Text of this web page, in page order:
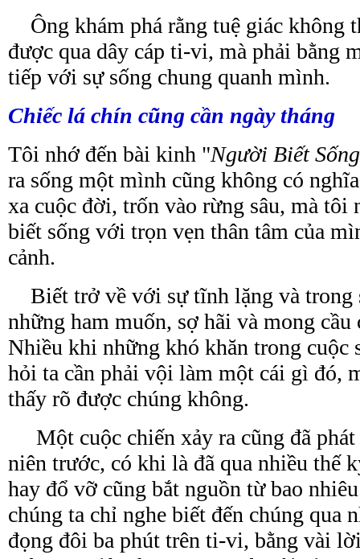
Ông khám phá rằng tuệ giác không
được qua dây cáp ti-vi, mà phải bằng
tiếp với sự sống chung quanh mình.
Chiếc lá chín cũng cần ngày tháng
Tôi nhớ đến bài kinh "Người Biết
ra sống một mình cũng không có
xa cuộc đời, trốn vào rừng sâu, mà tôi
biết sống với trọn vẹn thân tâm của
cảnh.
Biết trở về với sự tĩnh lặng và trong
những ham muốn, sợ hãi và mong
Nhiều khi những khó khăn trong cuộc
hỏi ta cần phải vội làm một cái gì đó,
thấy rõ được chúng không.
Một cuộc chiến xảy ra cũng đã
niên trước, có khi là đã qua nhiều thế
hay đổ vỡ cũng bắt nguồn từ bao
chúng ta chỉ nghe biết đến chúng qua
đọng đôi ba phút trên ti-vi, bằng vài